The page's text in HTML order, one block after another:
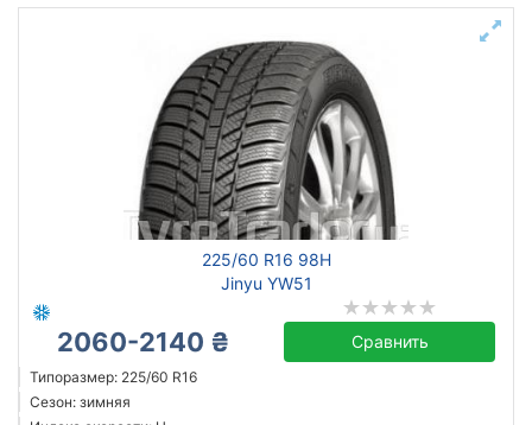
225/60 R16 98H
Jinyu YW51
2060-2140 ₴ Сравнить
Типоразмер: 225/60 R16
Сезон: зимняя